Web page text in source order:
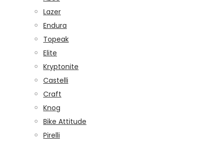
Lazer
Endura
Topeak
Elite
Kryptonite
Castelli
Craft
Knog
Bike Attitude
Pirelli